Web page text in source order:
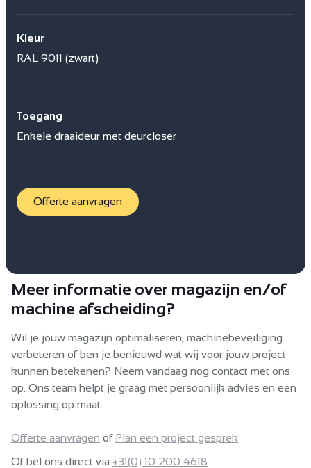
Kleur
RAL 9011 (zwart)
Toegang
Enkele draaideur met deurcloser
Offerte aanvragen
Meer informatie over magazijn en/of
machine afscheiding?
Wil je jouw magazijn optimaliseren, machinebeveiliging
verbeteren of ben je benieuwd wat wij voor jouw project
kunnen betekenen? Neem vandaag nog contact met ons
op. Ons team helpt je graag met persoonlijk advies en een
oplossing op maat.
Offerte aanvragen of Plan een project gesprek
Of bel ons direct via +31(0) 10 200 4618